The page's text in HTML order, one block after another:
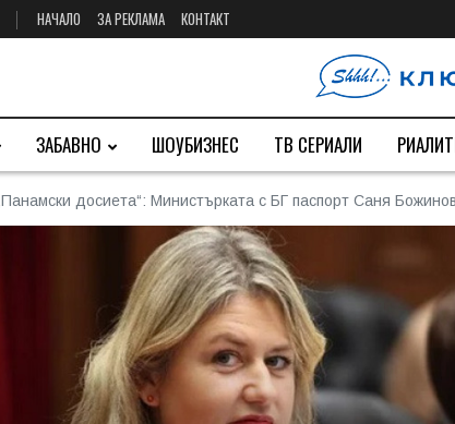
НАЧАЛО ЗА РЕКЛАМА КОНТАКТ
ЗАБАВНО ШОУБИЗНЕС ТВ СЕРИАЛИ
„Панамски досиета“: Министърката с БГ паспорт Саня